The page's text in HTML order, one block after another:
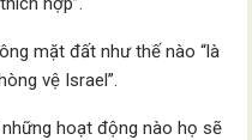
mặt đất như thế nào “là
vệ Israel”.
hoạt động nào họ sẽ